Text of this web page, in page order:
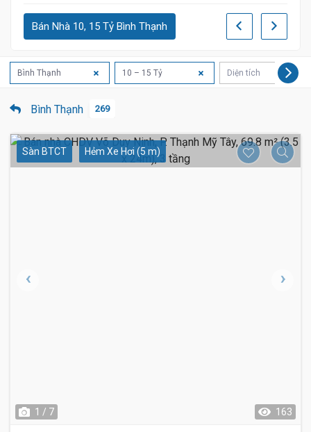
Bán Nhà 10, 15 Tỷ Bình Thạnh
Bình Thạnh 10 – 15 Tỷ Diện tích
Bình Thạnh 269
Sàn BTCT Hẻm Xe Hơi (5 m)
1 / 7 163